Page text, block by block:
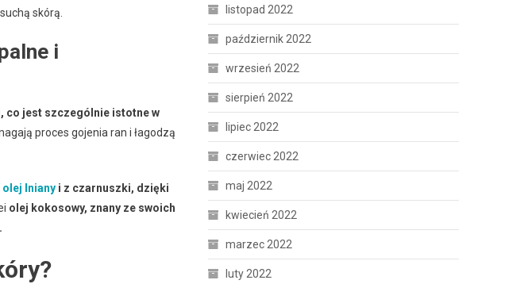
skórą.
i
co jest szczególnie istotne w
proces gojenia ran i łagodzą
olej lniany i z czarnuszki, dzięki
olej kokosowy, znany ze swoich
listopad 2022
październik 2022
wrzesień 2022
sierpień 2022
lipiec 2022
czerwiec 2022
maj 2022
kwiecień 2022
marzec 2022
luty 2022